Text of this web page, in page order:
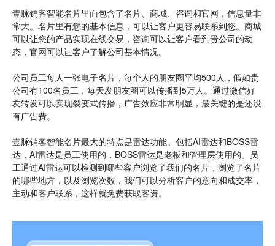
壹脉销客智能名片里面包含了名片、商城、咨询和官网，信息量非
常大。名片里有您的基本信息，可以让客户更容易联系到您。商城
可以让您的产品实现在线交易，咨询可以让客户看到贵公司的动
态，官网可以让客户了解公司基本情况。
公司员工每人一张电子名片，每个人的朋友圈平均500人，假如贵
公司有100名员工，每天发朋友圈可以传播到5万人。通过微信好
友转发可以实现裂变式传播，广告效应非常明显，最关键的是还没
有广告费。
壹脉销客智能名片最大的特点是雷达功能。包括AI雷达和BOSS雷
达，AI雷达是员工使用的，BOSS雷达是老板和管理层使用的。员
工通过AI雷达可以检测到哪些客户浏览了我们的名片，浏览了名片
的哪些地方，以及浏览次数，我们可以分析客户的意向和成交率，
主动和客户联系，这样就免费获取客资。